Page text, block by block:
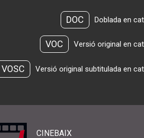
DOC Doblada en
VOC Versió original en
VOSC Versió original subtitulada en
CINEBAIX